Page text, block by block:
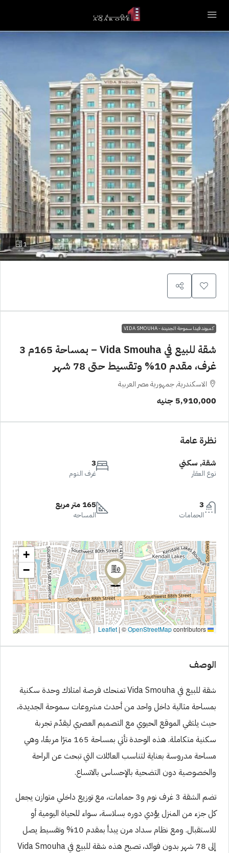
1
كمبوند فيدا سموحة الجديدة - VIDA SMOUHA
شقة للبيع في Vida Smouha – بمساحة 165م 3
غرف، مقدم 10% وتقسيط حتى 78 شهر
الاسكندرية, جمهورية مصر العربية
5,910,000 جنيه
نظرة عامة
شقة, سكني
نوع العقار
3
غرف النوم
3
الحمامات
165 متر مربع
المساحه
+
−
| ©OpenStreetMapcontributors
الوصف
شقة للبيع في Vida Smouha تمنحك فرصة امتلاك وحدة سكنية
بمساحة مثالية داخل واحد من أحدث مشروعات سموحة الجديدة،
حيث يلتقي الموقع الحيوي مع التصميم العصري ليقدّم تجربة
سكنية متكاملة. هذه الوحدة تأتي بمساحة 165 مترًا مربعًا، وهي
مساحة مدروسة بعناية لتناسب العائلات التي تبحث عن الراحة
والخصوصية دون التضحية بالإحساس بالاتساع.
تضم الشقة 3 غرف نوم و3 حمامات، مع توزيع داخلي متوازن يجعل
كل جزء من المنزل يؤدي دوره بسلاسة، سواء للحياة اليومية أو
للاستقبال. ومع نظام سداد مرن يبدأ بمقدم 10% وتقسيط يصل
إلى 78 شهر بدون فوائد، تصبح هذه شقة للبيع في Vida Smouha